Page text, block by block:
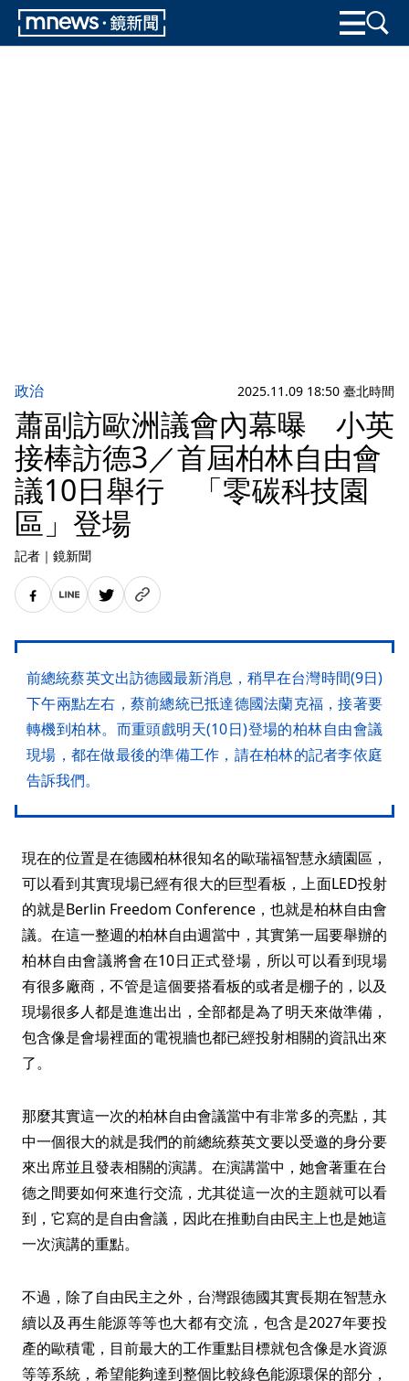
政治 2025.11.09 18:50 臺北時間
蕭副訪歐洲議會內幕曝 小英
接棒訪德3／首屆柏林自由會
議10日舉行 「零碳科技園
區」登場
記者 ｜ 鏡新聞
前總統蔡英文出訪德國最新消息，稍早在台灣時間(9日)
下午兩點左右，蔡前總統已抵達德國法蘭克福，接著要
轉機到柏林。而重頭戲明天(10日)登場的柏林自由會議
現場，都在做最後的準備工作，請在柏林的記者李依庭
告訴我們。
現在的位置是在德國柏林很知名的歐瑞福智慧永續園區，
可以看到其實現場已經有很大的巨型看板，上面LED投射
的就是Berlin Freedom Conference，也就是柏林自由會
議。在這一整週的柏林自由週當中，其實第一屆要舉辦的
柏林自由會議將會在10日正式登場，所以可以看到現場
有很多廠商，不管是這個要搭看板的或者是棚子的，以及
現場很多人都是進進出出，全部都是為了明天來做準備，
包含像是會場裡面的電視牆也都已經投射相關的資訊出來
了。
那麼其實這一次的柏林自由會議當中有非常多的亮點，其
中一個很大的就是我們的前總統蔡英文要以受邀的身分要
來出席並且發表相關的演講。在演講當中，她會著重在台
德之間要如何來進行交流，尤其從這一次的主題就可以看
到，它寫的是自由會議，因此在推動自由民主上也是她這
一次演講的重點。
不過，除了自由民主之外，台灣跟德國其實長期在智慧永
續以及再生能源等等也大都有交流，包含是2027年要投
產的歐積電，目前最大的工作重點目標就包含像是水資源
等等系統，希望能夠達到整個比較綠色能源環保的部分，